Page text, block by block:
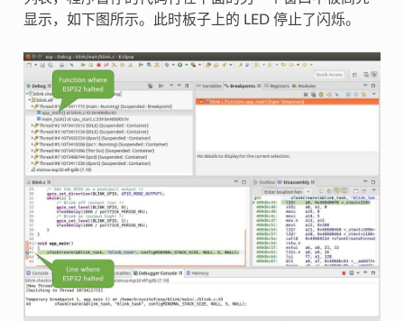
显示，如下图所示。此时板子上的 LED 停止了闪烁。